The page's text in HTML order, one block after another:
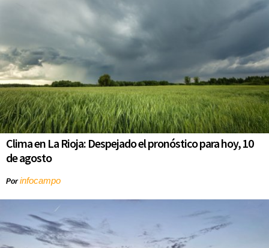
Clima en La Rioja: Despejado el pronóstico para hoy, 10
de agosto
Porinfocampo